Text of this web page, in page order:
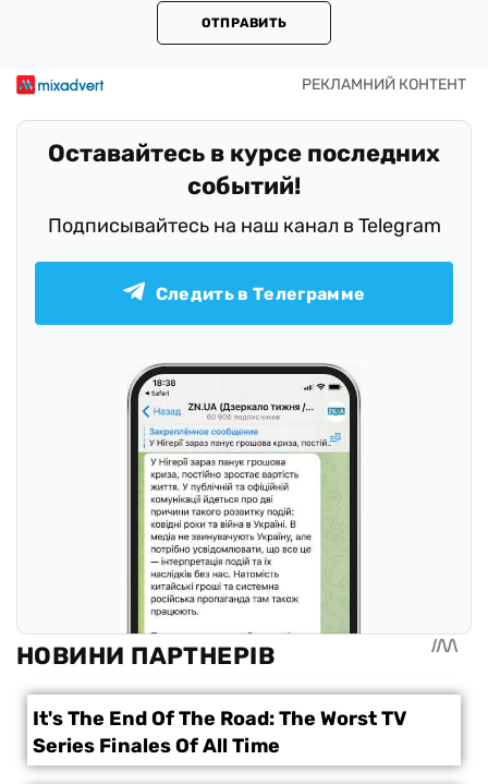
ОТПРАВИТЬ
Оставайтесь в курсе последних
событий!
Подписывайтесь на наш канал в Telegram
Следить в Телеграмме